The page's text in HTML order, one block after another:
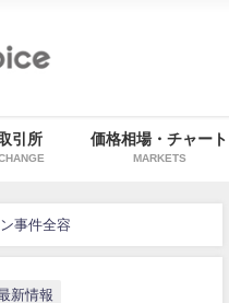
引所 価格相場・チャート
MARKETS
事件全容
新情報